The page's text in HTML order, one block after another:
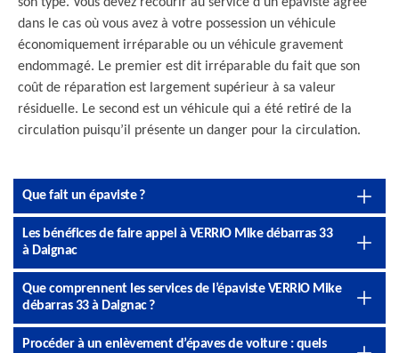
dans le cas où vous avez à votre possession un véhicule
économiquement irréparable ou un véhicule gravement
endommagé. Le premier est dit irréparable du fait que son
coût de réparation est largement supérieur à sa valeur
résiduelle. Le second est un véhicule qui a été retiré de la
circulation puisqu’il présente un danger pour la circulation.
Que fait un épaviste ?
Les bénéfices de faire appel à VERRIO Mike débarras 33
à Daignac
Que comprennent les services de l’épaviste VERRIO Mike
débarras 33 à Daignac ?
Procéder à un enlèvement d’épaves de voiture : quels